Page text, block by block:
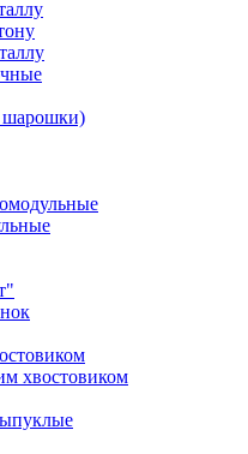
шарошки)
хвостовиком